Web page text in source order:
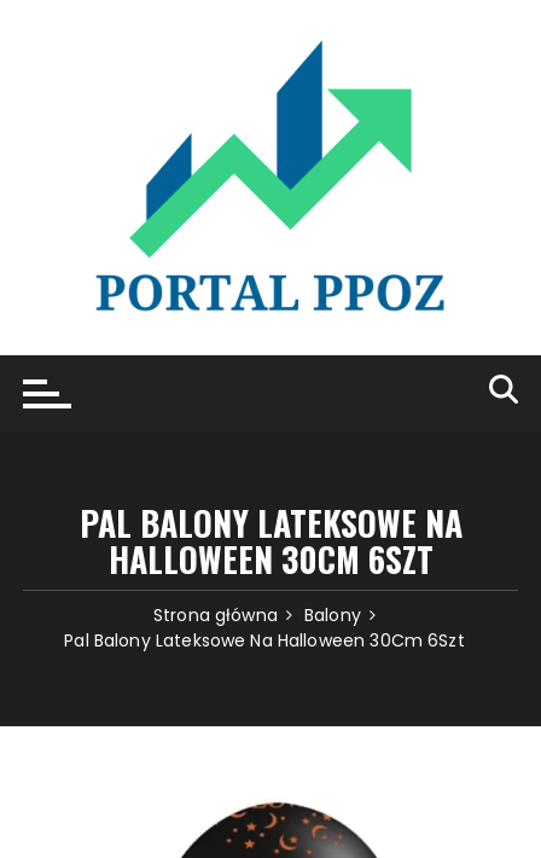
PAL BALONY LATEKSOWE NA
HALLOWEEN 30CM 6SZT
Strona główna
Balony
Pal Balony Lateksowe Na Halloween 30Cm 6Szt